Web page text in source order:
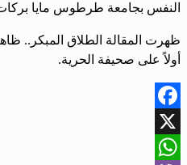
النفس بجامعة طرطوس مايا
ظهرت المقالة الطلاق المبكر..
أولاً على صحيفة الحرية.
Facebook
X